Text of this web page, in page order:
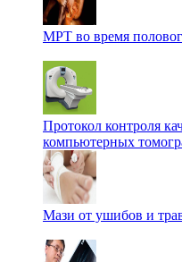
МРТ во время
Протокол контроля
компьютерных
Мази от ушибов и